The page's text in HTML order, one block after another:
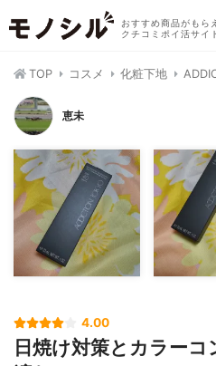
おすすめ商品がもら
クチコミポイ活サイ
TOP コスメ 化粧下地
恵未
4.00
日焼け対策とカラー